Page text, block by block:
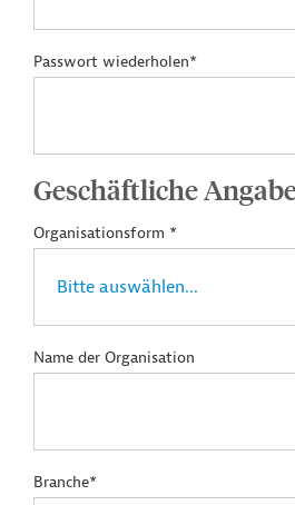
Passwort wiederholen*
Geschäftliche
Organisationsform *
Name der Organisation
Branche*